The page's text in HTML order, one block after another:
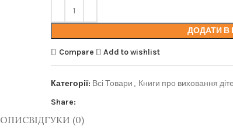
ДОДАТИ В
Compare Add to wishlist
Категорії: Всі Товари , Книги про виховання
Share:
ОПИСВІДГУКИ (0)